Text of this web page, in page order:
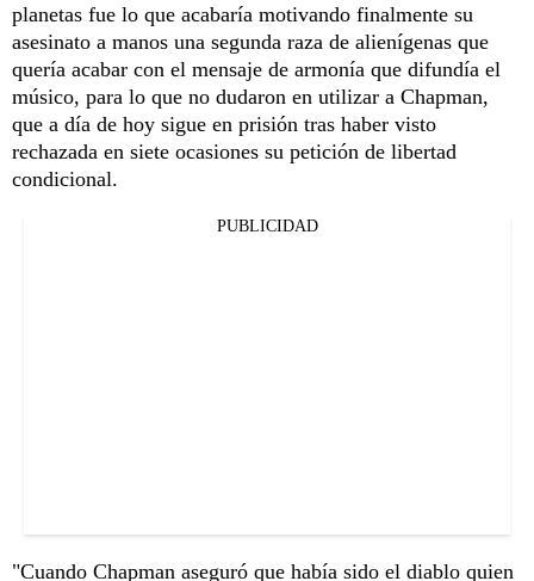
planetas fue lo que acabaría motivando finalmente su
asesinato a manos una segunda raza de alienígenas que
quería acabar con el mensaje de armonía que difundía el
músico, para lo que no dudaron en utilizar a Chapman,
que a día de hoy sigue en prisión tras haber visto
rechazada en siete ocasiones su petición de libertad
condicional.
PUBLICIDAD
"Cuando Chapman aseguró que había sido el diablo quien